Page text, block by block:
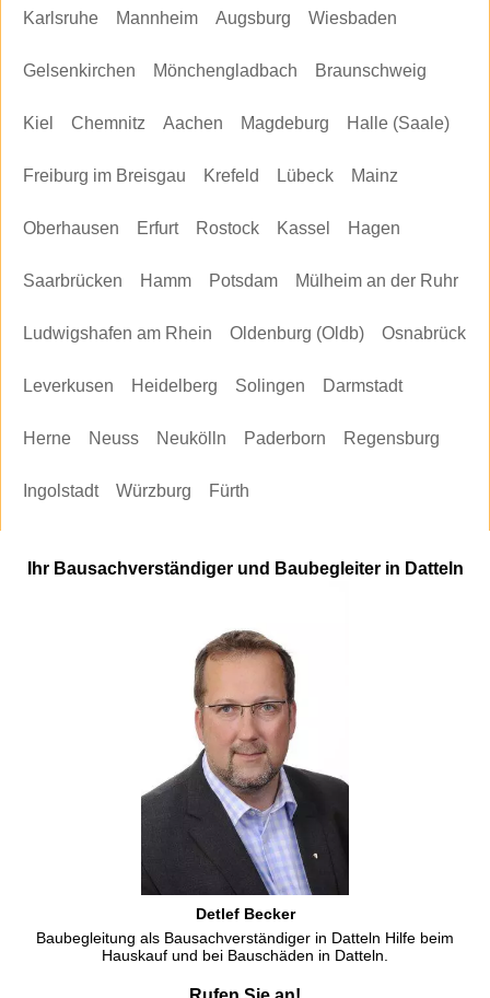
Ihr Bausachverständiger und Baubegleiter in Datteln
Detlef Becker
Baubegleitung als Bausachverständiger in Datteln Hilfe beim
Hauskauf und bei Bauschäden in Datteln.
Karlsruhe Mannheim Augsburg Wiesbaden
Gelsenkirchen Mönchengladbach Braunschweig
Kiel Chemnitz Aachen Magdeburg Halle (Saale)
Freiburg im Breisgau Krefeld Lübeck Mainz
Oberhausen Erfurt Rostock Kassel Hagen
Saarbrücken Hamm Potsdam Mülheim an der Ruhr
Ludwigshafen am Rhein Oldenburg (Oldb) Osnabrück
Leverkusen Heidelberg Solingen Darmstadt
Herne Neuss Neukölln Paderborn Regensburg
Ingolstadt Würzburg Fürth